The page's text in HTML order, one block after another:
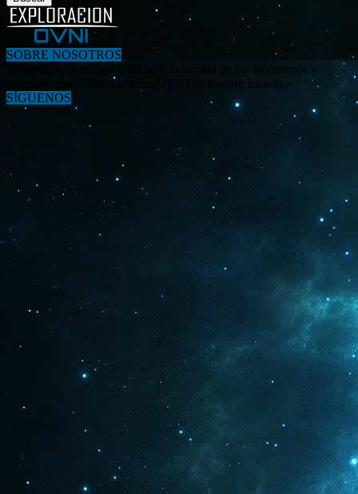
SOBRE NOSOTROS
«Investigar, descubrir y difundir la verdad de los fenómenos y
enigmas relacionados al tema OVNI en nuestro mundo.»
SÍGUENOS